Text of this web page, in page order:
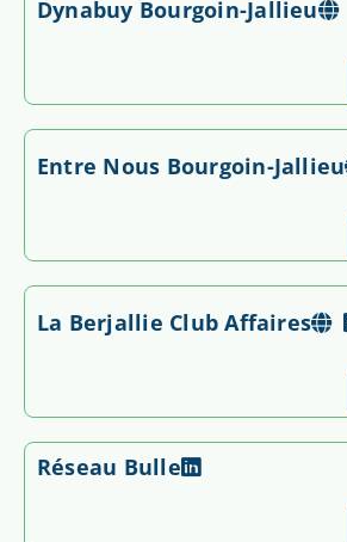
Dynabuy Bourgoin-Jallieu
Entre Nous Bourgoin-Jallieu
La Berjallie Club Affaires
Réseau Bulle